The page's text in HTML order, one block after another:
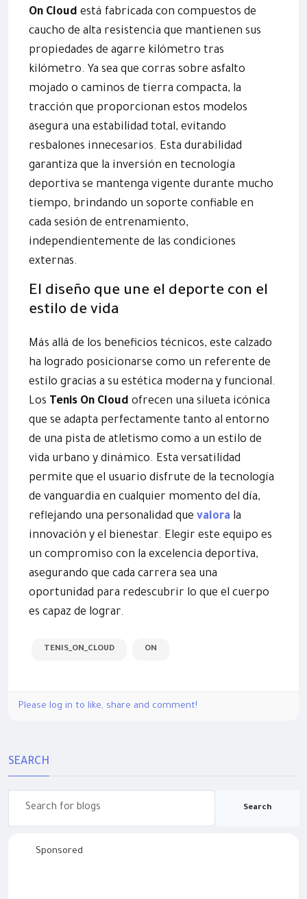
On Cloud está fabricada con compuestos de
caucho de alta resistencia que mantienen sus
propiedades de agarre kilómetro tras
kilómetro. Ya sea que corras sobre asfalto
mojado o caminos de tierra compacta, la
tracción que proporcionan estos modelos
asegura una estabilidad total, evitando
resbalones innecesarios. Esta durabilidad
garantiza que la inversión en tecnología
deportiva se mantenga vigente durante mucho
tiempo, brindando un soporte confiable en
cada sesión de entrenamiento,
independientemente de las condiciones
externas.
El diseño que une el deporte con el
estilo de vida
Más allá de los beneficios técnicos, este calzado
ha logrado posicionarse como un referente de
estilo gracias a su estética moderna y funcional.
Los Tenis On Cloud ofrecen una silueta icónica
que se adapta perfectamente tanto al entorno
de una pista de atletismo como a un estilo de
vida urbano y dinámico. Esta versatilidad
permite que el usuario disfrute de la tecnología
de vanguardia en cualquier momento del día,
reflejando una personalidad que valora la
innovación y el bienestar. Elegir este equipo es
un compromiso con la excelencia deportiva,
asegurando que cada carrera sea una
oportunidad para redescubrir lo que el cuerpo
es capaz de lograr.
TENIS_ON_CLOUD ON
Please log in to like, share and comment!
SEARCH
Search
Sponsored